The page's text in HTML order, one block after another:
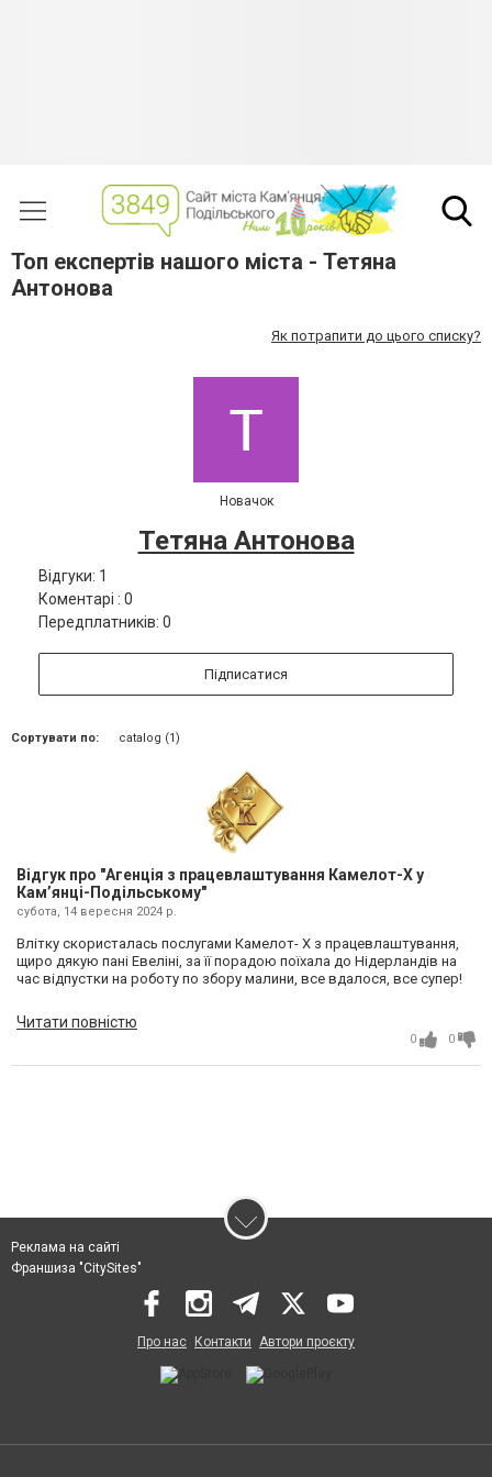
Топ експертів нашого міста - Тетяна
Антонова
Як потрапити до цього списку?
Новачок
Тетяна Антонова
Відгуки: 1
Коментарі : 0
Передплатників: 0
Підписатися
Сортувати по: catalog (1)
Відгук про "Агенція з працевлаштування Камелот-Х у
Кам’янці-Подільському"
субота, 14 вересня 2024 р.
Влітку скористалась послугами Камелот- Х з працевлаштування,
щиро дякую пані Евеліні, за її порадою поїхала до Нідерландів на
час відпустки на роботу по збору малини, все вдалося, все супер!
Читати повністю
0 0
Реклама на сайті
Франшиза "CitySites"
Про нас Контакти Автори проєкту